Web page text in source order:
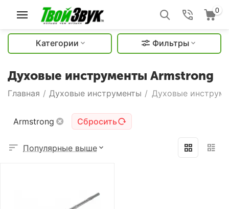
0
Категории Фильтры
Духовые инструменты Armstrong
Главная / Духовые инструменты / Духовые
Armstrong Сбросить
Популярные выше